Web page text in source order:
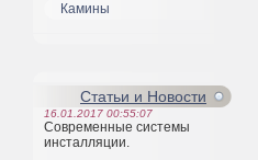
Камины
Статьи и Новости
16.01.2017 00:55:07
Современные системы
инсталляции.